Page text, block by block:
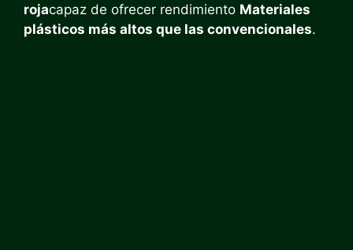
rojacapaz de ofrecer rendimiento Materiales
plásticos más altos que las convencionales.